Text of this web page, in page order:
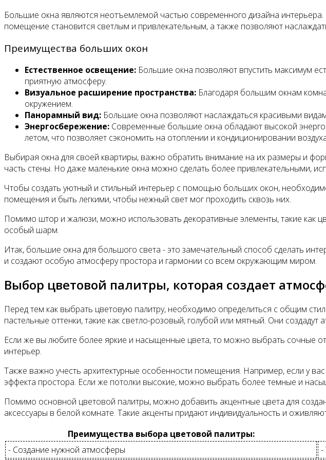
Большие окна являются неотъемлемой частью современного дизайна
помещение становится светлым и привлекательным, а также позволяют
Преимущества больших окон
Естественное освещение: Большие окна позволяют впустить максимум
приятную атмосферу.
Визуальное расширение пространства: Благодаря большим окнам
окружением.
Панорамный вид: Большие окна позволяют наслаждаться красивыми
Энергосбережение: Современные большие окна обладают высокой
летом, что позволяет сэкономить на отоплении и кондиционировании
Выбирая окна для своей квартиры, важно обратить внимание на их размеры и
часть стены. Но даже маленькие окна можно сделать более привлекательными,
Чтобы создать уютный и стильный интерьер с помощью больших окон,
помещения и быть легкими, чтобы нежный свет мог проходить сквозь них.
Помимо штор и жалюзи, можно использовать декоративные элементы, такие как
особый шарм.
Итак, большие окна для большого света - это замечательный способ сделать
и создают особую атмосферу простора и гармонии со всем окружающим миром.
Выбор цветовой палитры, которая создает
Перед тем как выбрать цветовую палитру, необходимо определиться с общим
пастельные оттенки, такие как светло-розовый, голубой или мятный. Они
Если же вы любите более яркие и насыщенные цвета, то можно выбрать сочные
интерьер.
Также важно учесть архитектурные особенности помещения. Например, если у
эффекта простора. Если же потолки высокие, можно выбрать более темные и
Помимо основной цветовой палитры, можно добавить акцентные цвета для
аксессуары в белой комнате. Такие акценты придают индивидуальность и
Преимущества выбора цветовой палитры:
- Создание нужной атмосферы
-